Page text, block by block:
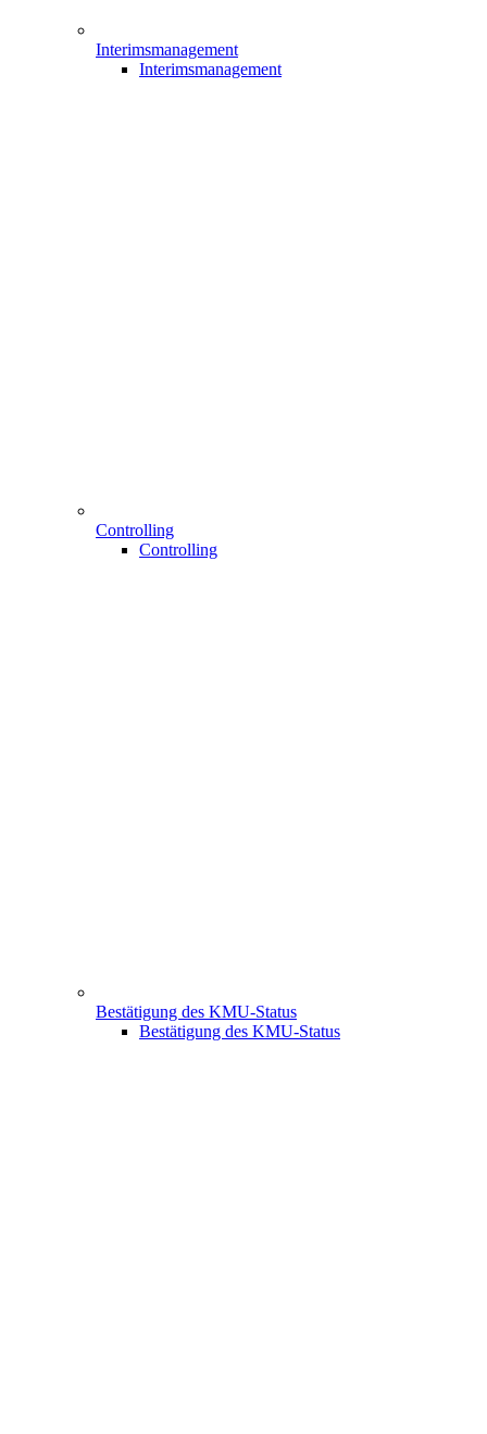
Interimsmanagement
Interimsmanagement
Controlling
Controlling
Bestätigung des KMU-Status
Bestätigung des KMU-Status